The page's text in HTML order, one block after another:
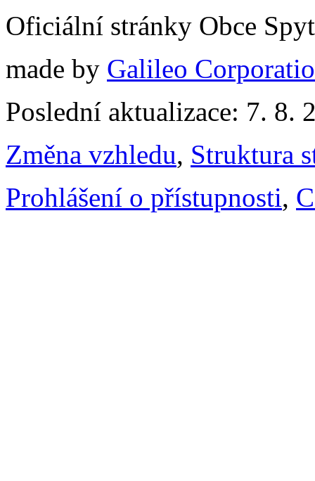
Oficiální stránky Obce
made by Galileo
Poslední aktualizace: 7. 8.
Změna vzhledu, Struktura
Prohlášení o přístupnosti,